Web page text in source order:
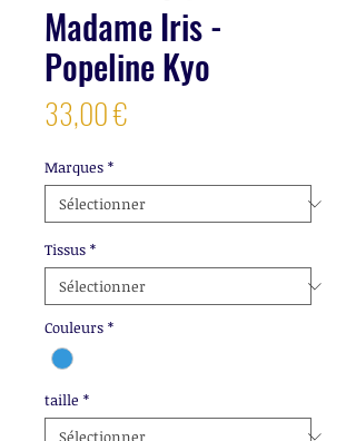
Madame Iris -
Popeline Kyo
33,00 €
Marques *
Tissus *
Couleurs *
taille *